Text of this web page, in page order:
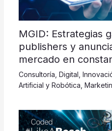
MGID: Estrategias
publishers y
mercado en
Consultoría, Digital,
Artificial y Robótica,